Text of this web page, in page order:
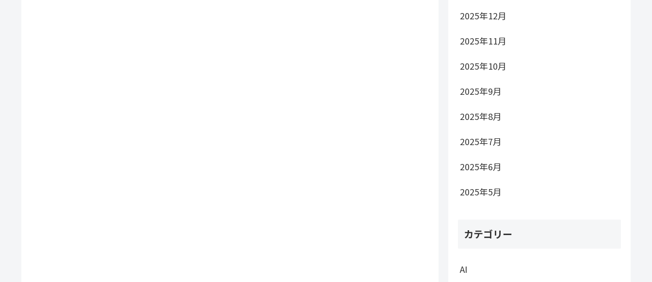
2025年12月
2025年11月
2025年10月
2025年9月
2025年8月
2025年7月
2025年6月
2025年5月
カテゴリー
AI